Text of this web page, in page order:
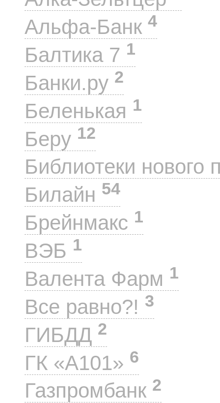
Альфа-Банк 4
Балтика 7 1
Банки.ру 2
Беленькая 1
Беру 12
Библиотеки нового
Билайн 54
Брейнмакс 1
ВЭБ 1
Валента Фарм 1
Все равно?! 3
ГИБДД 2
ГК «А101» 6
Газпромбанк 2